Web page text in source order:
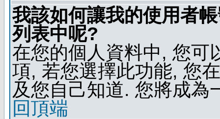
我該如何讓我的使用者
列表中呢?
在您的個人資料中, 您可
項, 若您選擇此功能, 您
及您自己知道. 您將成為
回頂端